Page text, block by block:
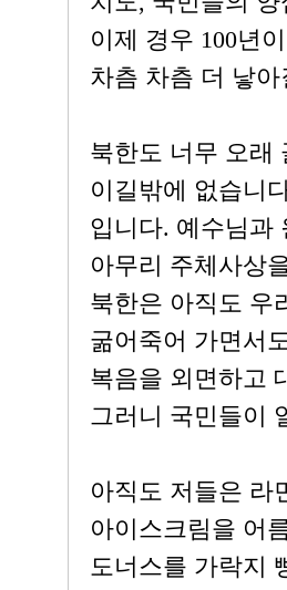
이제 경우 100년
차츰 차츰 더 낳
북한도 너무 오래
이길밖에 없습니
입니다. 예수님과
아무리 주체사상
북한은 아직도 우
굶어죽어 가면서
복음을 외면하고
그러니 국민들이
아직도 저들은 라
아이스크림을 어
도너스를 가락지